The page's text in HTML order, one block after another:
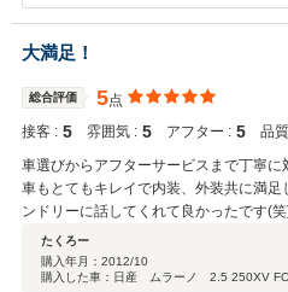
て感謝しております。 今後もお客様
同誠意をもってご対応させて頂きま
お気軽にお立ち寄りください。 今後
す。
大満足！
総合評価 5点
接客 : 5 雰囲気 : 5 アフター : 5 品
車選びからアフターサービスまで丁寧に
車もとてもキレイで内装、外装共に満
ンドリーに話してくれて良かったです(
たくろー
購入年月： 2012/10
購入した車：日産 ムラーノ 2.5 250XV